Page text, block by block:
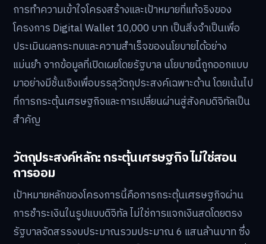
การทำความเข้าใจโครงสร้างและเป้าหมายที่แท้จริงของ
โครงการ Digital Wallet 10,000 บาท เป็นสิ่งจำเป็นเพื่อ
ประเมินผลกระทบและความสำเร็จของนโยบายได้อย่าง
แม่นยำ จากข้อมูลที่เปิดเผยโดยรัฐบาล นโยบายนี้ถูกออกแบบ
มาอย่างมีชั้นเชิงเพื่อบรรลุวัตถุประสงค์เฉพาะด้าน โดยเน้นไป
ที่การกระตุ้นเศรษฐกิจและการเปลี่ยนผ่านสู่สังคมดิจิทัลเป็น
สำคัญ
วัตถุประสงค์หลัก: กระตุ้นเศรษฐกิจ ไม่ใช่สอน
การออม
เป้าหมายหลักของโครงการนี้คือการกระตุ้นเศรษฐกิจผ่าน
การชำระเงินในรูปแบบดิจิทัล ไม่ใช่การแจกเงินสดโดยตรง
รัฐบาลจัดสรรงบประมาณรวมประมาณ 6 แสนล้านบาท ซึ่ง